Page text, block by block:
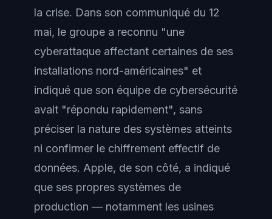
la crise. Dans son communiqué du 12
mai, le groupe a reconnu "une
cyberattaque affectant certaines de ses
installations nord-américaines" et
indiqué que son équipe de cybersécurité
avait "répondu rapidement", sans
préciser la nature des systèmes atteints
ni confirmer le chiffrement effectif de
données. Apple, de son côté, a indiqué
que ses propres systèmes de
production — notamment les usines